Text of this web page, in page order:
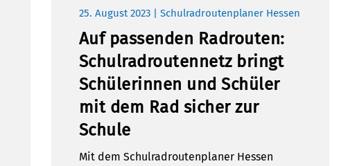
25. August 2023 | Schulradroutenplaner Hessen
Auf passenden Radrouten:
Schulradroutennetz bringt
Schülerinnen und Schüler
mit dem Rad sicher zur
Schule
Mit dem Schulradroutenplaner Hessen